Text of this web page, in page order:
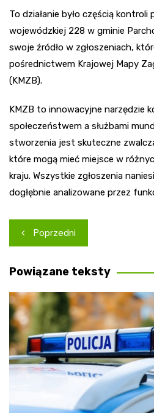
To działanie było częścią kontroli
wojewódzkiej 228 w gminie
swoje źródło w zgłoszeniach,
pośrednictwem Krajowej Mapy
(KMZB).
KMZB to innowacyjne narzędzie
społeczeństwem a służbami
stworzenia jest skuteczne
które mogą mieć miejsce w
kraju. Wszystkie zgłoszenia
dogłębnie analizowane przez
Nawigacja
wpisu
Poprzedni
Powiązane teksty